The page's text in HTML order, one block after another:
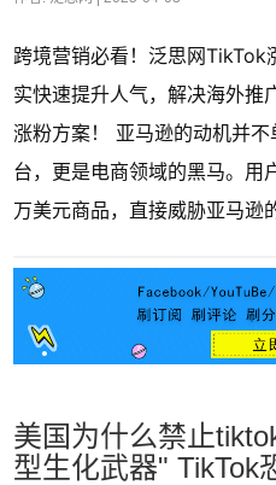
跨境营销必看！泛思网TikTok
实快速提升人气，解决海外推
涨粉方案！ 亚马逊的动机并
台，更是电商领域的黑马。用
万美元商品，直接威胁亚马逊
美国为什么禁止
型生化武器" TikTok